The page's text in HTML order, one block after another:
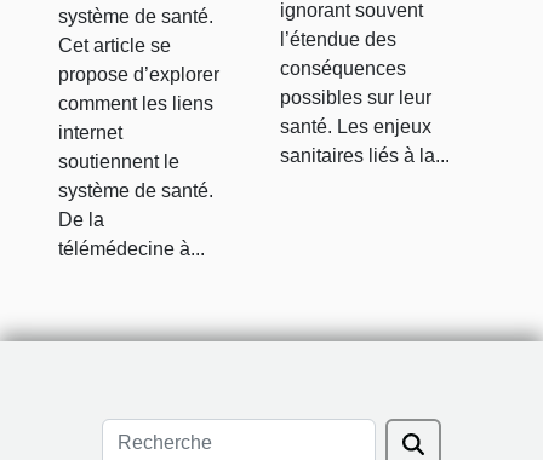
système de santé.
Cet article se
propose d’explorer
comment les liens
internet
soutiennent le
système de santé.
De la
télémédecine à...
ignorant souvent
l’étendue des
conséquences
possibles sur leur
santé. Les enjeux
sanitaires liés à la...